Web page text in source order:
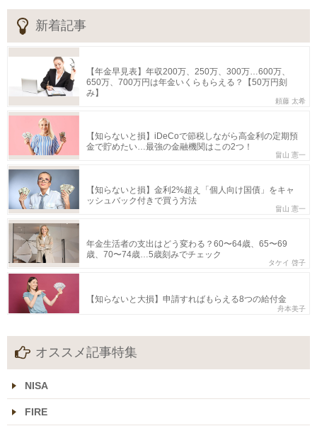
新着記事
【年金早見表】年収200万、250万、300万…600万、
650万、700万円は年金いくらもらえる？【50万円刻
み】
頼藤 太希
【知らないと損】iDeCoで節税しながら高金利の定期預
金で貯めたい…最強の金融機関はこの2つ！
畠山 憲一
【知らないと損】金利2%超え「個人向け国債」をキャ
ッシュバック付きで買う方法
畠山 憲一
年金生活者の支出はどう変わる？60〜64歳、65〜69
歳、70〜74歳…5歳刻みでチェック
タケイ 啓子
【知らないと大損】申請すればもらえる8つの給付金
舟本美子
オススメ記事特集
NISA
FIRE